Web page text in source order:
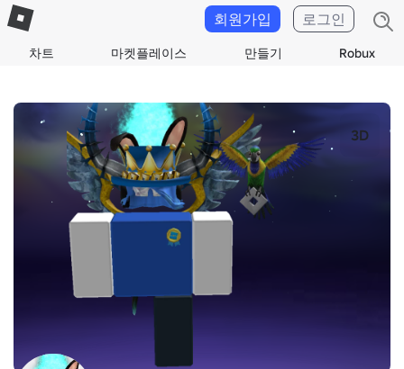
차트 마켓플레이스 만들기 Robux
회원가입 로그인
3D